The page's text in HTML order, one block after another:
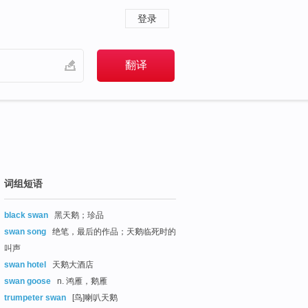
登录
词组短语
black swan
黑天鹅；珍品
swan song
绝笔，最后的作品；天鹅临死时的
叫声
swan hotel
天鹅大酒店
swan goose
n. 鸿雁，鹅雁
trumpeter swan
[鸟]喇叭天鹅